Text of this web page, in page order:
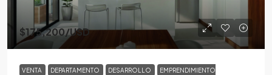
$175,200/USD
VENTA DEPARTAMENTO DESARROLLO EMPRENDIMIENTO